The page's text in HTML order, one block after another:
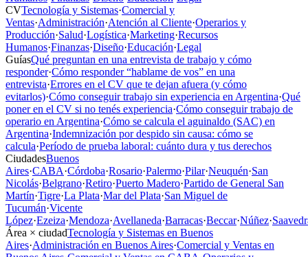
CVTecnología y Sistemas·Comercial y
Ventas·Administración·Atención al Cliente·Operarios y
Producción·Salud·Logística·Marketing·Recursos
Humanos·Finanzas·Diseño·Educación·Legal
GuíasQué preguntan en una entrevista de trabajo y cómo
responder·Cómo responder “hablame de vos” en una
entrevista·Errores en el CV que te dejan afuera (y cómo
evitarlos)·Cómo conseguir trabajo sin experiencia en Argentina·Qué
poner en el CV si no tenés experiencia·Cómo conseguir trabajo de
operario en Argentina·Cómo se calcula el aguinaldo (SAC) en
Argentina·Indemnización por despido sin causa: cómo se
calcula·Período de prueba laboral: cuánto dura y tus derechos
CiudadesBuenos
Aires·CABA·Córdoba·Rosario·Palermo·Pilar·Neuquén·San
Nicolás·Belgrano·Retiro·Puerto Madero·Partido de General San
Martín·Tigre·La Plata·Mar del Plata·San Miguel de
Tucumán·Vicente
López·Ezeiza·Mendoza·Avellaneda·Barracas·Beccar·Núñez·
Área × ciudadTecnología y Sistemas en Buenos
Aires·Administración en Buenos Aires·Comercial y Ventas en